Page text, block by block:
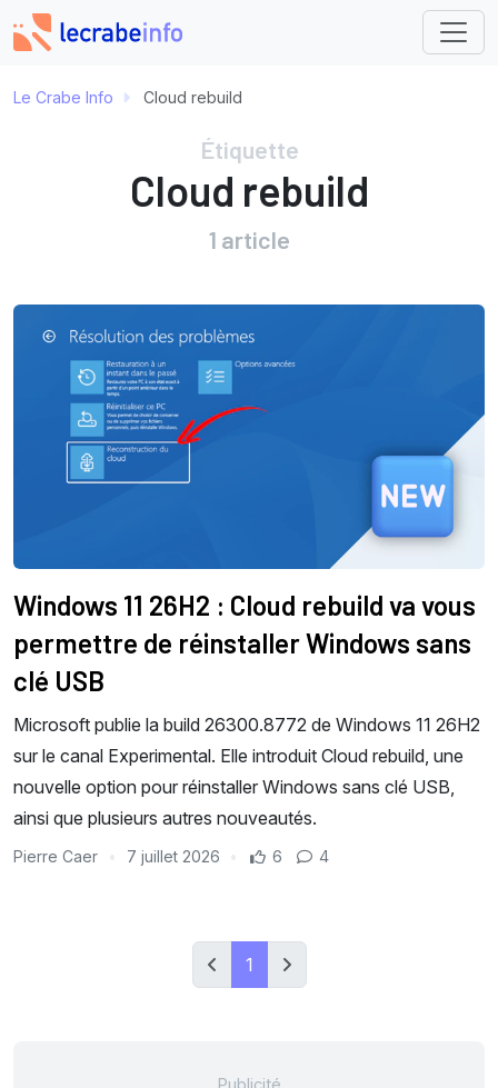
Le Crabe Info Cloud rebuild
Étiquette
Cloud rebuild
1 article
Windows 11 26H2 : Cloud rebuild va vous
permettre de réinstaller Windows sans
clé USB
Microsoft publie la build 26300.8772 de Windows 11 26H2
sur le canal Experimental. Elle introduit Cloud rebuild, une
nouvelle option pour réinstaller Windows sans clé USB,
ainsi que plusieurs autres nouveautés.
Pierre Caer 7 juillet 2026 6 4
1